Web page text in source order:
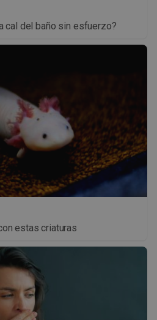
cal del baño sin esfuerzo?
estas criaturas